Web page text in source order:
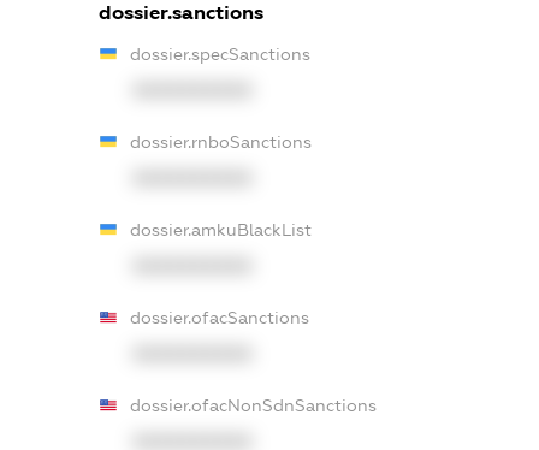
dossier.sanctions
dossier.specSanctions
dossier.rnboSanctions
dossier.amkuBlackList
dossier.ofacSanctions
dossier.ofacNonSdnSanctions